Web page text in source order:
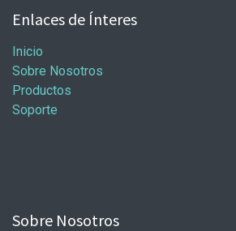
Enlaces de Ínteres
Inicio
Sobre Nosotros
Productos
Soporte
Sobre Nosotros